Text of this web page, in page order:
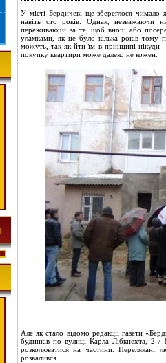
У місті Бердичеві ще збереглося
навіть сто років. Однак,
переживаючи за те, щоб вночі або
уламками, як це було кілька років тому
можуть, так як йти їм в принципі нікуди -
покупку квартири може далеко не кожен.
Але як стало відомо редакції газети
будинків по вулиці Карла Лібкнехта, 2
розколюватися на частини.
розвалився.